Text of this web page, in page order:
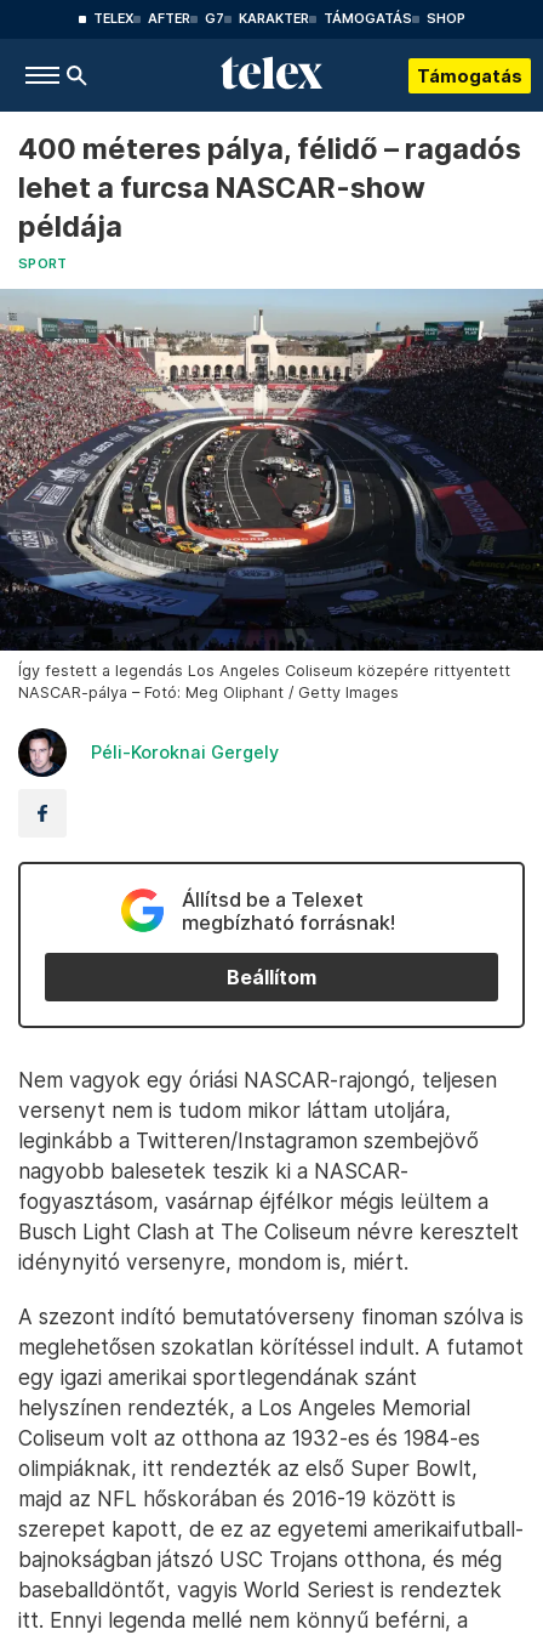
TELEX AFTER G7 KARAKTER TÁMOGATÁS SHOP
Támogatás
400 méteres pálya, félidő – ragadós
lehet a furcsa NASCAR-show
példája
SPORT
Így festett a legendás Los Angeles Coliseum közepére rittyentett
NASCAR-pálya – Fotó: Meg Oliphant / Getty Images
Péli-Koroknai Gergely
Állítsd be a Telexet
megbízható forrásnak!
Beállítom
Nem vagyok egy óriási NASCAR-rajongó, teljesen
versenyt nem is tudom mikor láttam utoljára,
leginkább a Twitteren/Instagramon szembejövő
nagyobb balesetek teszik ki a NASCAR-
fogyasztásom, vasárnap éjfélkor mégis leültem a
Busch Light Clash at The Coliseum névre keresztelt
idénynyitó versenyre, mondom is, miért.
A szezont indító bemutatóverseny finoman szólva is
meglehetősen szokatlan körítéssel indult. A futamot
egy igazi amerikai sportlegendának szánt
helyszínen rendezték, a Los Angeles Memorial
Coliseum volt az otthona az 1932-es és 1984-es
olimpiáknak, itt rendezték az első Super Bowlt,
majd az NFL hőskorában és 2016-19 között is
szerepet kapott, de ez az egyetemi amerikaifutball-
bajnokságban játszó USC Trojans otthona, és még
baseballdöntőt, vagyis World Seriest is rendeztek
itt. Ennyi legenda mellé nem könnyű beférni, a